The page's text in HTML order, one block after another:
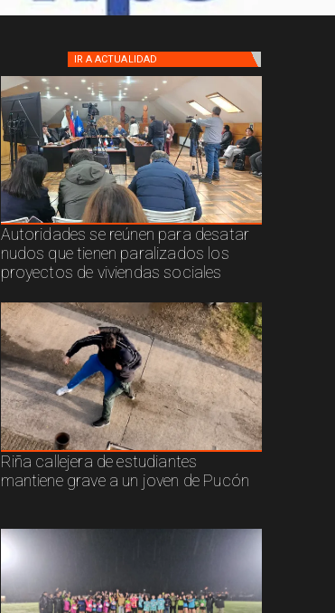
IR A ACTUALIDAD
Autoridades se reúnen para desatar
nudos que tienen paralizados los
proyectos de viviendas sociales
Riña callejera de estudiantes
mantiene grave a un joven de Pucón